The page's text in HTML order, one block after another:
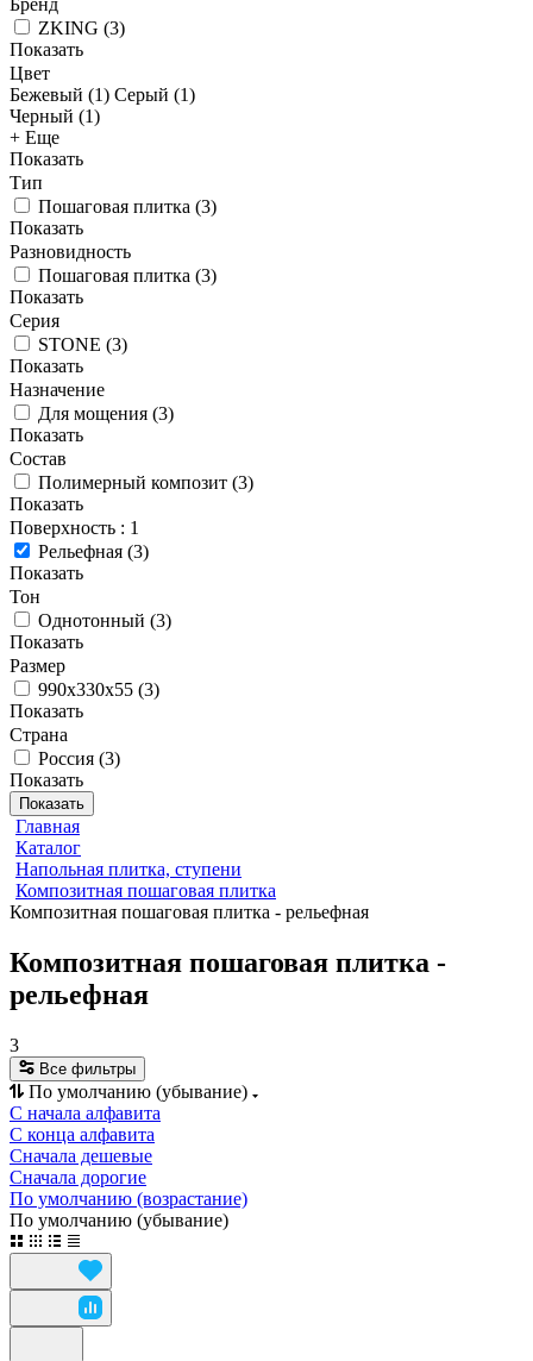
Бренд
ZKING (3)
Показать
Цвет
Бежевый (1) Серый (1)
Черный (1)
+ Еще
Показать
Тип
Пошаговая плитка (3)
Показать
Разновидность
Пошаговая плитка (3)
Показать
Серия
STONE (3)
Показать
Назначение
Для мощения (3)
Показать
Состав
Полимерный композит (3)
Показать
Поверхность : 1
Рельефная (3)
Показать
Тон
Однотонный (3)
Показать
Размер
990х330х55 (3)
Показать
Страна
Россия (3)
Показать
Показать
Главная
Каталог
Напольная плитка, ступени
Композитная пошаговая плитка
Композитная пошаговая плитка - рельефная
Композитная пошаговая плитка -
рельефная
3
Все фильтры
По умолчанию (убывание)
С начала алфавита
С конца алфавита
Сначала дешевые
Сначала дорогие
По умолчанию (возрастание)
По умолчанию (убывание)